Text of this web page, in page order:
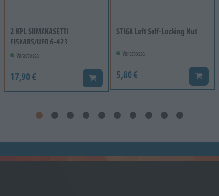
2 KPL SIIMAKASETTI
FISKARS/UFO 6-423
Varastossa
17,90 € Lisää koriin
STIGA Left Self-Locking Nut
Varastossa
5,80 € Lisää